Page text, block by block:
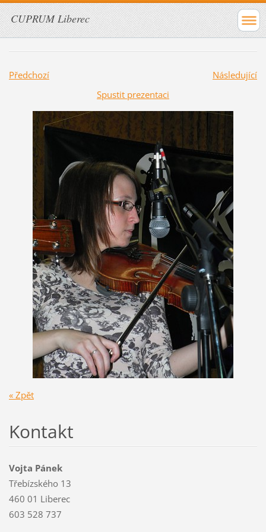
CUPRUM Liberec
Předchozí
Následující
Spustit prezentaci
« Zpět
Kontakt
Vojta Pánek
Třebízského 13
460 01 Liberec
603 528 737